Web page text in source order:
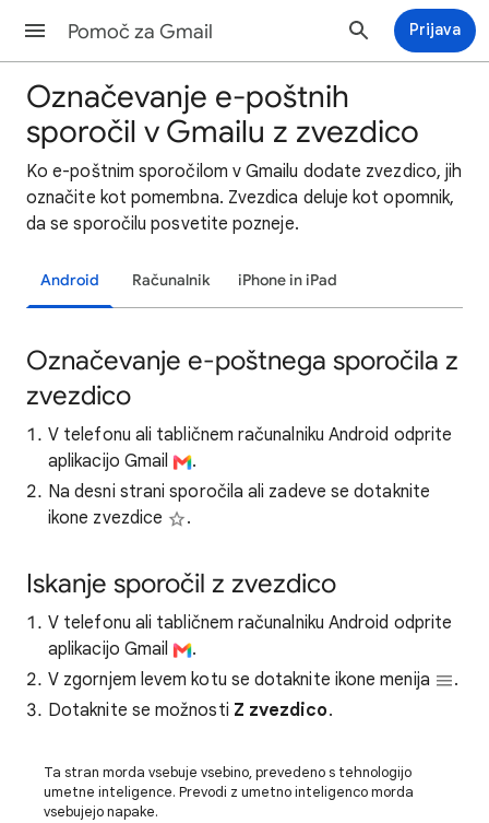
Pomoč za Gmail Prijava
Označevanje e-poštnih
sporočil v Gmailu z zvezdico
Ko e-poštnim sporočilom v Gmailu dodate zvezdico, jih
označite kot pomembna. Zvezdica deluje kot opomnik,
da se sporočilu posvetite pozneje.
Android Računalnik iPhone in iPad
Označevanje e-poštnega sporočila z
zvezdico
V telefonu ali tabličnem računalniku Android odprite
aplikacijo Gmail
.
Na desni strani sporočila ali zadeve se dotaknite
ikone zvezdice
.
Iskanje sporočil z zvezdico
V telefonu ali tabličnem računalniku Android odprite
aplikacijo Gmail
.
V zgornjem levem kotu se dotaknite ikone menija
.
Dotaknite se možnosti Z zvezdico.
Ta stran morda vsebuje vsebino, prevedeno s tehnologijo
umetne inteligence. Prevodi z umetno inteligenco morda
vsebujejo napake.